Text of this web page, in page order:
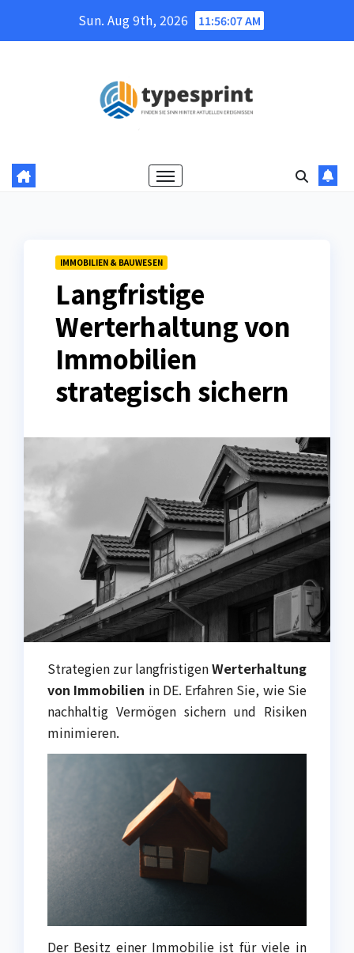
Sun. Aug 9th, 2026 11:56:08 AM
IMMOBILIEN & BAUWESEN
Langfristige
Werterhaltung von
Immobilien
strategisch sichern
Strategien zur langfristigenWerterhaltung
von Immobilien in DE. Erfahren Sie, wie Sie
nachhaltig Vermögen sichern und Risiken
minimieren.
Der Besitz einer Immobilie ist für viele in